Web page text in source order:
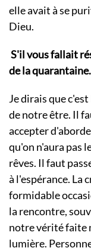
elle avait à se
Dieu.
S'il vous fallait
de la
Je dirais que
de notre être. Il
accepter
qu'on n'aura pas
rêves. Il faut
à l'espérance. La
formidable
la rencontre,
notre vérité faite
lumière.